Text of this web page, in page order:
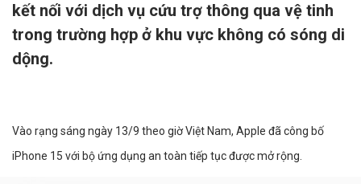
kết nối với dịch vụ cứu trợ thông qua vệ tinh
trong trường hợp ở khu vực không có sóng di
dộng.
Vào rạng sáng ngày 13/9 theo giờ Việt Nam, Apple đã công bố
iPhone 15 với bộ ứng dụng an toàn tiếp tục được mở rộng.